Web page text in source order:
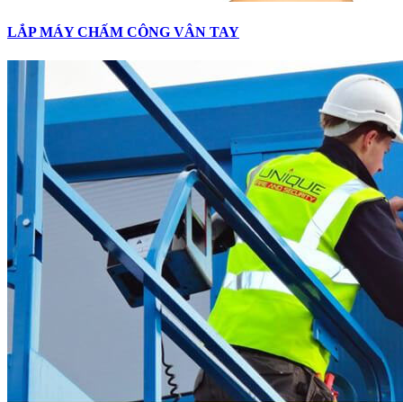
LẮP MÁY CHẤM CÔNG VÂN TAY